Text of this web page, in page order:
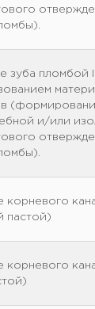
зуба пломбой
и/или
корневого
пастой)
корневого